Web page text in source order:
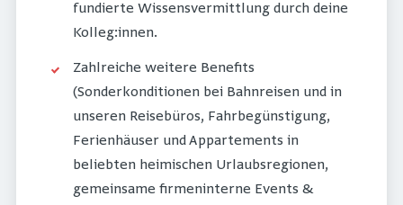
fundierte Wissensvermittlung durch deine
Kolleg:innen.
Zahlreiche weitere Benefits
(Sonderkonditionen bei Bahnreisen und in
unseren Reisebüros, Fahrbegünstigung,
Ferienhäuser und Appartements in
beliebten heimischen Urlaubsregionen,
gemeinsame firmeninterne Events &